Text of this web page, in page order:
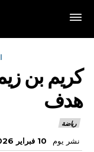
كريم بن
هدف
رياضة
نشر يوم 10 فبراير 2026